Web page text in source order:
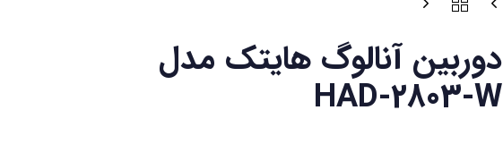
دوربین آنالوگ هایتک مدل
HAD-2803-W